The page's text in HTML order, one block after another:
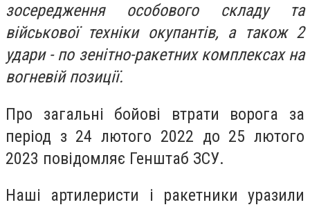
зосередження особового складу та
військової техніки окупантів, а також 2
удари - по зенітно-ракетних комплексах на
вогневій позиції.
Про загальні бойові втрати ворога за
період з 24 лютого 2022 до 25 лютого
2023 повідомляє Генштаб ЗСУ.
Наші артилеристи і ракетники уразили